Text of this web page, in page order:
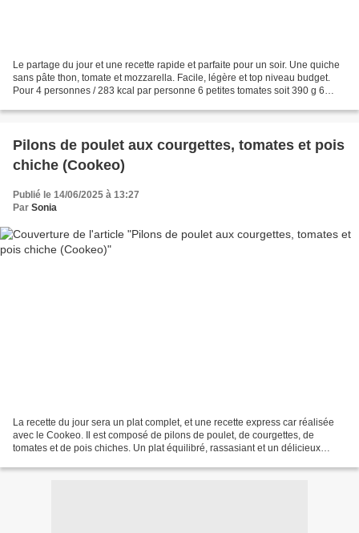
Le partage du jour et une recette rapide et parfaite pour un soir. Une quiche
sans pâte thon, tomate et mozzarella. Facile, légère et top niveau budget.
Pour 4 personnes / 283 kcal par personne 6 petites tomates soit 390 g 6
Pilons de poulet aux courgettes, tomates et pois
chiche (Cookeo)
Publié le 14/06/2025 à 13:27
Par Sonia
La recette du jour sera un plat complet, et une recette express car réalisée
avec le Cookeo. Il est composé de pilons de poulet, de courgettes, de
tomates et de pois chiches. Un plat équilibré, rassasiant et un délicieux